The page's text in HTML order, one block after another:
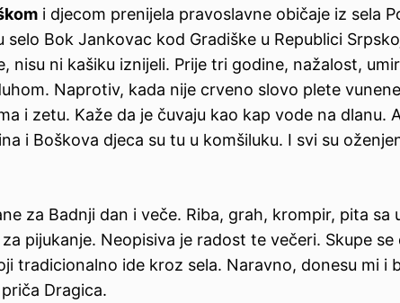
i djecom prenijela pravoslavne običaje iz sela
Bok Jankovac kod Gradiške u Republici
nisu ni kašiku iznijeli. Prije tri godine, nažalost,
Naprotiv, kada nije crveno slovo plete
i zetu. Kaže da je čuvaju kao kap vode na dlanu.
i Boškova djeca su tu u komšiluku. I svi su
za Badnji dan i veče. Riba, grah, krompir, pita sa
pijukanje. Neopisiva je radost te večeri. Skupe se
tradicionalno ide kroz sela. Naravno, donesu mi i
Dragica.